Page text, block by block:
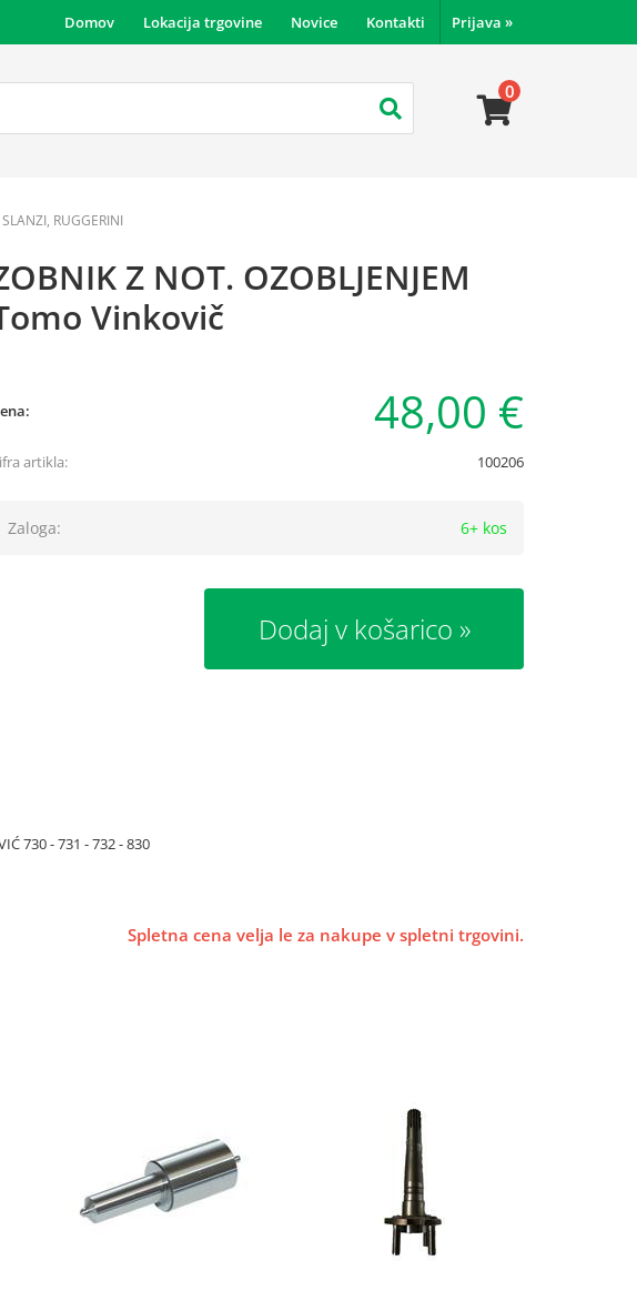
Prijava »
Domov Lokacija trgovine Novice Kontakti
0
RUGGERINI
Z NOT. OZOBLJENJEM
Vinkovič
48,00 €
artikla: 100206
Zaloga: 6+ kos
Dodaj v košarico
730 - 731 - 732 - 830
Spletna cena velja le za nakupe v spletni trgovini.